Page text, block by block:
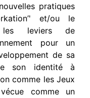
pratiques
et/ou le
les leviers de
pour un
de sa
son identité à
comme les Jeux
comme un